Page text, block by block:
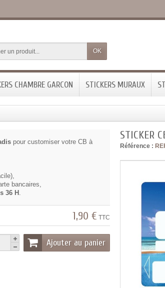
OK
CHAMBRE GARCON STICKERS MURAUX
STICKER
Référence :
pour customiser votre CB à
bancaires,
36 H .
1,90 € TTC
Ajouter au panier